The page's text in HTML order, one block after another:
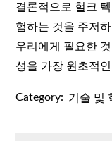
결론적으로 헐크
험하는 것을 주저
우리에게 필요한
성을 가장 원초적
Category: 기술 및